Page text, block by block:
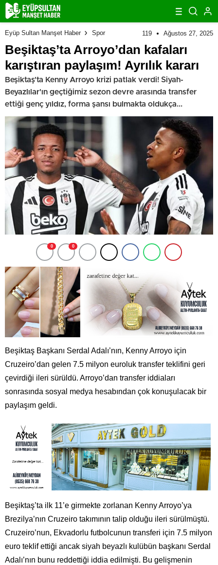
Eyüp Sultan Manşet Haber Spor 119 Ağustos 27, 2025
Beşiktaş’ta Arroyo’dan kafaları
karıştıran paylaşım! Ayrılık kararı
Beşiktaş'ta Kenny Arroyo krizi patlak verdi! Siyah-
Beyazlılar'ın geçtiğimiz sezon devre arasında transfer
ettiği genç yıldız, forma şansı bulmakta oldukça...
0 0
Beşiktaş Başkanı Serdal Adalı’nın, Kenny Arroyo için
Cruzeiro’dan gelen 7.5 milyon euroluk transfer teklifini geri
çevirdiği ileri sürüldü. Arroyo’dan transfer iddiaları
sonrasında sosyal medya hesabından çok konuşulacak bir
paylaşım geldi.
Beşiktaş’ta ilk 11’e girmekte zorlanan Kenny Arroyo’ya
Brezilya’nın Cruzeiro takımının talip olduğu ileri sürülmüştü.
Cruzeiro’nun, Ekvadorlu futbolcunun transferi için 7.5 milyon
euro teklif ettiği ancak siyah beyazlı kulübün başkanı Serdal
Adalı’nın bunu reddettiği iddia edilmişti. Bu gelişmenin